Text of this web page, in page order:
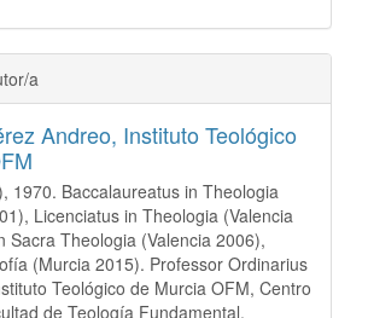
a
Andreo, Instituto Teológico
1970. Baccalaureatus in Theologia
Licenciatus in Theologia (Valencia
Sacra Theologia (Valencia 2006),
(Murcia 2015). Professor Ordinarius
Teológico de Murcia OFM, Centro
de Teología Fundamental,